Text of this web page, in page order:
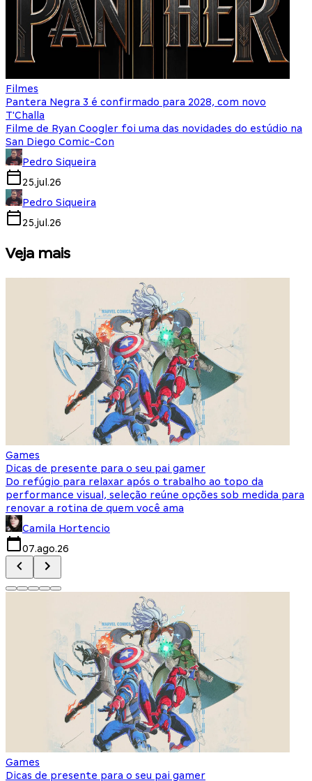
Filmes
Pantera Negra 3 é confirmado para 2028, com novo
T'Challa
Filme de Ryan Coogler foi uma das novidades do estúdio na
San Diego Comic-Con
Pedro Siqueira
25.jul.26
Pedro Siqueira
25.jul.26
Veja mais
Games
Dicas de presente para o seu pai gamer
Do refúgio para relaxar após o trabalho ao topo da
performance visual, seleção reúne opções sob medida para
renovar a rotina de quem você ama
Camila Hortencio
07.ago.26
Games
Dicas de presente para o seu pai gamer